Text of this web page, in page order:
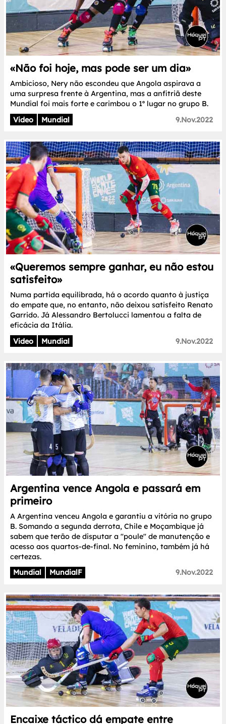
«Não foi hoje, mas pode ser um dia»
Ambicioso, Nery não escondeu que Angola aspirava a
uma surpresa frente à Argentina, mas a anfitriã deste
Mundial foi mais forte e carimbou o 1º lugar no grupo B.
Video
Mundial 9.Nov.2022
«Queremos sempre ganhar, eu não estou
satisfeito»
Numa partida equilibrada, há o acordo quanto à justiça
do empate que, no entanto, não deixou satisfeito Renato
Garrido. Já Alessandro Bertolucci lamentou a falta de
eficácia da Itália.
Video
Mundial 9.Nov.2022
Argentina vence Angola e passará em
primeiro
A Argentina venceu Angola e garantiu a vitória no grupo
B. Somando a segunda derrota, Chile e Moçambique já
sabem que terão de disputar a "poule" de manutenção e
acesso aos quartos-de-final. No feminino, também já há
certezas.
Mundial
MundialF 9.Nov.2022
Encaixe táctico dá empate entre